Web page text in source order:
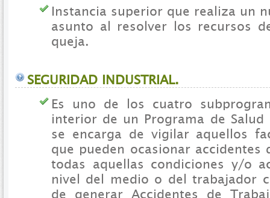
Instancia superior que realiza un
asunto al resolver los recursos
queja.
SEGURIDAD INDUSTRIAL.
Es uno de los cuatro
interior de un Programa de Salud
se encarga de vigilar aquellos
que pueden ocasionar accidentes
todas aquellas condiciones y/o
nivel del medio o del trabajador
de generar Accidentes de